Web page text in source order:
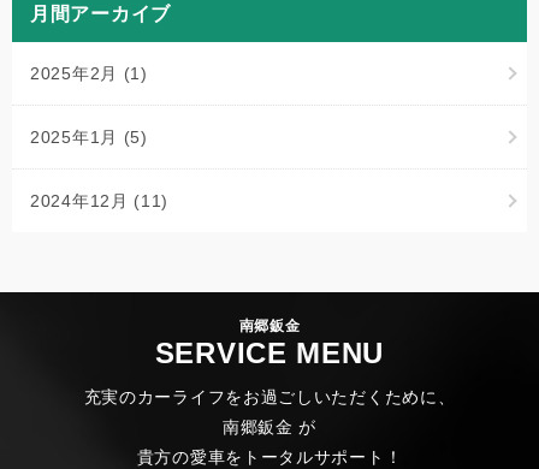
月間アーカイブ
2025年2月 (1)
2025年1月 (5)
2024年12月 (11)
南郷鈑金
SERVICE MENU
充実のカーライフをお過ごしいただくために、
南郷鈑金 が
貴方の愛車をトータルサポート！